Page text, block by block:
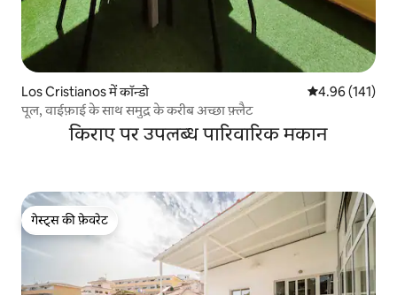
Los Cristianos में कॉन्डो औसत रेटिंग 5 में से
4.96 (141)
पूल, वाईफ़ाई के साथ समुद्र के करीब अच्छा फ़्लैट
किराए पर उपलब्ध पारिवारिक मकान
गेस्ट्स की फ़ेवरेट
गेस्ट्स की फ़ेवरेट